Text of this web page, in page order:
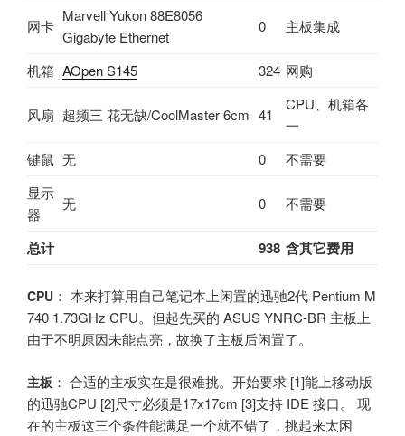
网卡
Marvell Yukon 88E8056
Gigabyte Ethernet
0 主板集成
机箱 AOpen S145 324 网购
风扇 超频三 花无缺/CoolMaster 6cm 41
CPU、机箱各
一
键鼠 无 0
不需要
显示
器
无 0 不需要
总计 938 含其它费用
CPU ： 本来打算用自己笔记本上闲置的迅驰2代 Pentium M
740 1.73GHz CPU。但起先买的 ASUS YNRC-BR 主板上
由于不明原因未能点亮，故换了主板后闲置了。
主板 ： 合适的主板实在是很难挑。开始要求 [1]能上移动版
的迅驰CPU [2]尺寸必须是17x17cm [3]支持 IDE 接口。 现
在的主板这三个条件能满足一个就不错了，挑起来太困